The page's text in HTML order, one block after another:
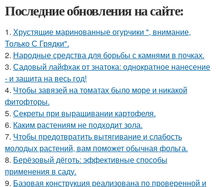
Последние обновления на сайте:
1. Хрустящие маринованные огурчики ", внимание,
Только С Грядки".
2. Народные средства для борьбы с камнями в почках.
3. Садовый лайфхак от знатока: однократное нанесение
- и защита на весь год!
4. Чтобы завязей на томатах было море и никакой
фитофторы.
5. Секреты при выращивании картофеля.
6. Каким растениям не подходит зола.
7. Чтобы предотвратить вытягивание и слабость
молодых растений, вам поможет обычная фольга.
8. Берёзовый дёготь: эффективные способы
применения в саду.
9. Базовая конструкция реализована по проверенной и